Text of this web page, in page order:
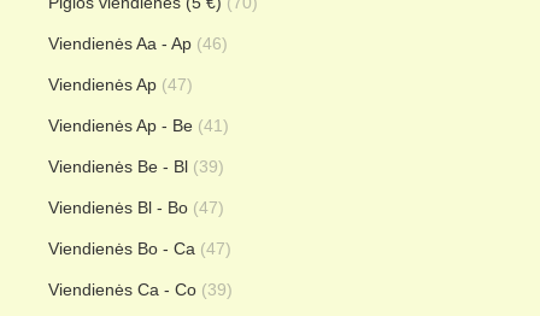
Viendienės Aa - Ap (46)
Viendienės Ap (47)
Viendienės Ap - Be (41)
Viendienės Be - Bl (39)
Viendienės Bl - Bo (47)
Viendienės Bo - Ca (47)
Viendienės Ca - Co (39)